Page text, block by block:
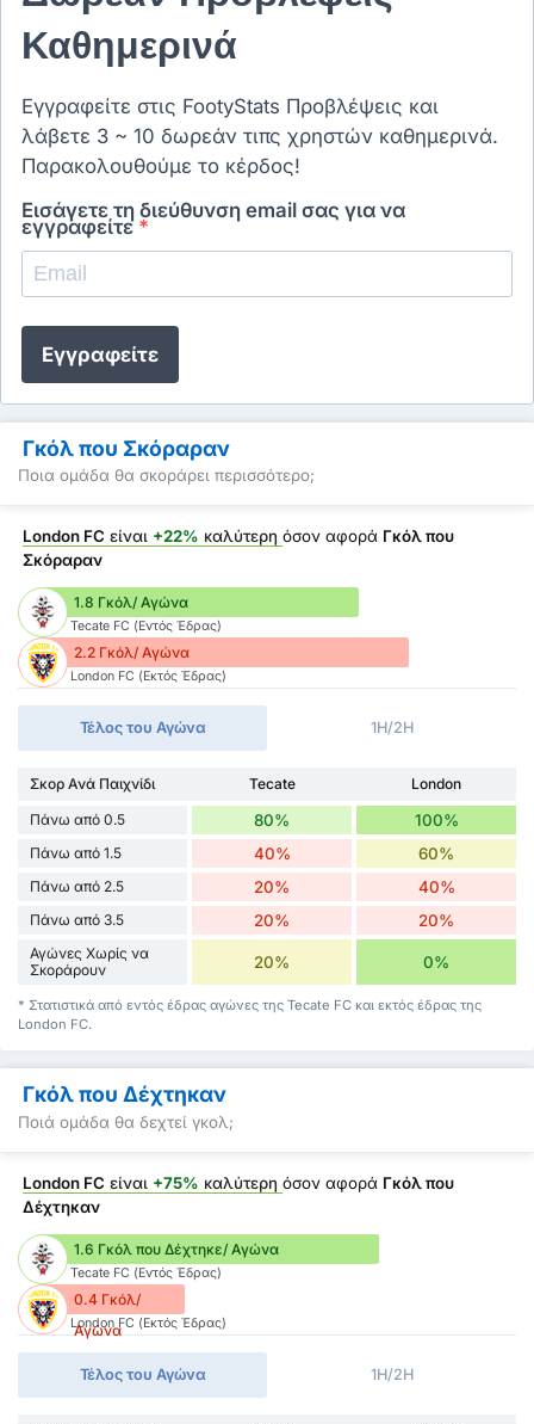
Καθημερινά
Εγγραφείτε στις FootyStats Προβλέψεις και
λάβετε 3 ~ 10 δωρεάν τιπς χρηστών καθημερινά.
Παρακολουθούμε το κέρδος!
Εισάγετε τη διεύθυνση email σας για να
εγγραφείτε *
Εγγραφείτε
Γκόλ που Σκόραραν
Ποια ομάδα θα σκοράρει περισσότερο;
London FC είναι +22% καλύτερη όσον αφορά Γκόλ που
Σκόραραν
1.8 Γκόλ/ Αγώνα
Tecate FC (Εντός Έδρας)
2.2 Γκόλ/ Αγώνα
London FC (Εκτός Έδρας)
Τέλος του Αγώνα 1H/2H
Σκορ Ανά Παιχνίδι Tecate
London
Πάνω από 0.5
80% 100%
Πάνω από 1.5 40% 60%
Πάνω από 2.5 20% 40%
Πάνω από 3.5 20% 20%
Αγώνες Χωρίς να
Σκοράρουν
20% 0%
* Στατιστικά από εντός έδρας αγώνες της Tecate FC και εκτός έδρας της
London FC.
Γκόλ που Δέχτηκαν
Ποιά ομάδα θα δεχτεί γκολ;
London FC είναι +75% καλύτερη όσον αφορά Γκόλ που
Δέχτηκαν
1.6 Γκόλ που Δέχτηκε/ Αγώνα
Tecate FC (Εντός Έδρας)
0.4 Γκόλ/
Αγώνα
London FC (Εκτός Έδρας)
Τέλος του Αγώνα 1H/2H